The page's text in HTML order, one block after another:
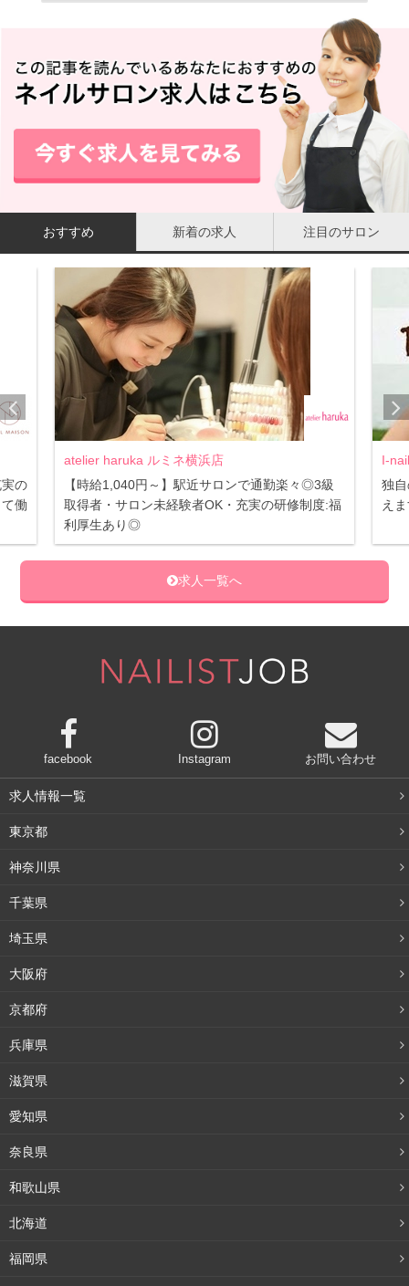
おすすめ 新着の求人 注目のサロン
の
働
atelier haruka ルミネ横浜店
【時給1,040円～】駅近サロンで通勤楽々◎3級
取得者・サロン未経験者OK・充実の研修制度:福
利厚生あり◎
I-
独
え
求人一覧へ
facebook Instagram お問い合わせ
求人情報一覧
東京都
神奈川県
千葉県
埼玉県
大阪府
京都府
兵庫県
滋賀県
愛知県
奈良県
和歌山県
北海道
福岡県